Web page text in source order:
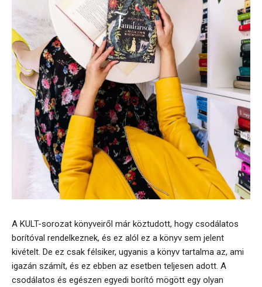
A KULT-sorozat könyveiről már köztudott, hogy csodálatos
borítóval rendelkeznek, és ez alól ez a könyv sem jelent
kivételt. De ez csak félsiker, ugyanis a könyv tartalma az, ami
igazán számít, és ez ebben az esetben teljesen adott. A
csodálatos és egészen egyedi borító mögött egy olyan